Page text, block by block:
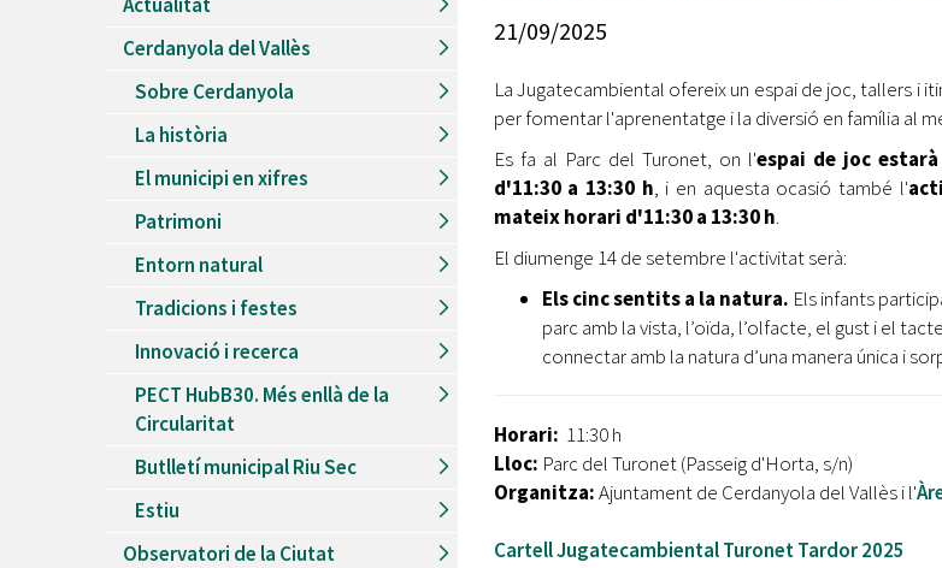
Recursos Humans
Del26/06/2026al30/08/2026
Patis oberts temporada d'estiu
Piscines d'estiu a Cerdanyola
Del01/06/2026al30/09/2026
Refugis climàtics a Cerdanyola
Jocs d'aigua del Parc Cordelles
Del01/07/2024al31/08/2026
Decorem! Conte 'La truita de nabius'
jove 2026
Cerdanyola opta a més de 5 milions d'euros del
Barris per transformar les Fontetes, Quatre
l'entorn de l'avinguda Catalunya
El FIT presenta el cartell de la seva 16a edició i
tret de sortida al festival
L’Ajuntament reparteix ulleres gratuïtes per veure
l'eclipsi solar
Cerdanyola del Vallès
Sobre Cerdanyola
La història
El municipi en xifres
Patrimoni
Entorn natural
Tradicions i festes
Innovació i recerca
PECT HubB30. Més enllà de la
Circularitat
Butlletí municipal Riu Sec
Estiu
Observatori de la Ciutat
21/09/2025
La Jugatecambiental ofereix un espai de joc, tallers i
per fomentar l'aprenentatge i la diversió en família al
Es fa al Parc del Turonet, on l'espai de joc
d'11:30 a 13:30 h, i en aquesta ocasió també l'
mateix horari d'11:30 a 13:30 h.
El diumenge 14 de setembre l'activitat serà:
Els cinc sentits a la natura. Els infants
parc amb la vista, l’oïda, l’olfacte, el gust i el
connectar amb la natura d’una manera única i
Horari: 11:30 h
Lloc: Parc del Turonet (Passeig d'Horta, s/n)
Organitza:Ajuntament de Cerdanyola del Vallès i l'
Cartell Jugatecambiental Turonet Tardor 2025